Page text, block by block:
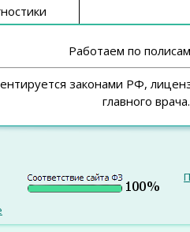
Работаем по
законами РФ,
главного врача.